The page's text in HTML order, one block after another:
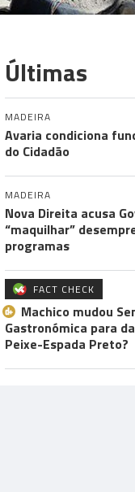
Últimas
MADEIRA
Avaria condiciona
do Cidadão
MADEIRA
Nova Direita acusa
“maquilhar”
programas
FACT CHECK
Machico mudou
Gastronómica para
Peixe-Espada Preto?